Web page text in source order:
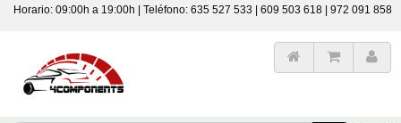
Horario: 09:00h a 19:00h | Teléfono: 635 527 533 | 609 503 618 | 972 091 858